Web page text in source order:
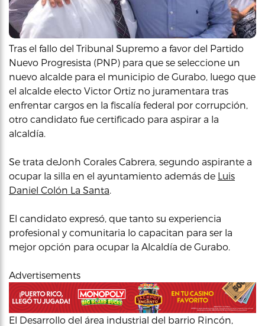
Tras el fallo del Tribunal Supremo a favor del Partido
Nuevo Progresista (PNP) para que se seleccione un
nuevo alcalde para el municipio de Gurabo, luego que
el alcalde electo Victor Ortiz no juramentara tras
enfrentar cargos en la fiscalía federal por corrupción,
otro candidato fue certificado para aspirar a la
alcaldía.
Se trata deJonh Corales Cabrera, segundo aspirante a
ocupar la silla en el ayuntamiento además de Luis
Daniel Colón La Santa.
El candidato expresó, que tanto su experiencia
profesional y comunitaria lo capacitan para ser la
mejor opción para ocupar la Alcaldía de Gurabo.
Advertisements
El Desarrollo del área industrial del barrio Rincón,